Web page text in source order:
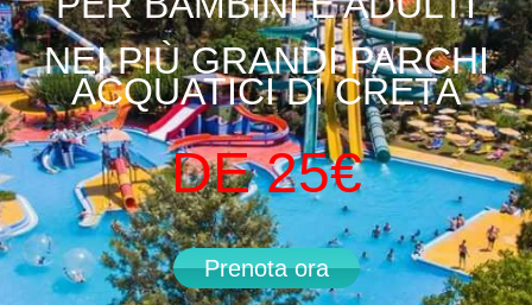
NEI PIÙ GRANDI PARCHI
ACQUATICI DI CRETA
DE 25€
Prenota ora